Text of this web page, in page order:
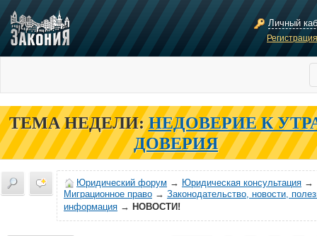
Личный
ТЕМА НЕДЕЛИ: НЕДОВЕРИЕ К
ДОВЕРИЯ
Юридический форум → Юридическая консультация →
Миграционное право → Законодательство, новости,
информация → НОВОСТИ!